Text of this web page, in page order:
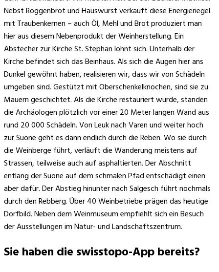
Nebst Roggenbrot und Hauswurst verkauft diese Energieriegel
mit Traubenkernen – auch Öl, Mehl und Brot produziert man
hier aus diesem Nebenprodukt der Weinherstellung. Ein
Abstecher zur Kirche St. Stephan lohnt sich. Unterhalb der
Kirche befindet sich das Beinhaus. Als sich die Augen hier ans
Dunkel gewöhnt haben, realisieren wir, dass wir von Schädeln
umgeben sind. Gestützt mit Oberschenkelknochen, sind sie zu
Mauern geschichtet. Als die Kirche restauriert wurde, standen
die Archäologen plötzlich vor einer 20 Meter langen Wand aus
rund 20 000 Schädeln. Von Leuk nach Varen und weiter hoch
zur Suone geht es dann endlich durch die Reben. Wo sie durch
die Weinberge führt, verläuft die Wanderung meistens auf
Strassen, teilweise auch auf asphaltierten. Der Abschnitt
entlang der Suone auf dem schmalen Pfad entschädigt einen
aber dafür. Der Abstieg hinunter nach Salgesch führt nochmals
durch den Rebberg. Über 40 Weinbetriebe prägen das heutige
Dorfbild. Neben dem Weinmuseum empfiehlt sich ein Besuch
der Ausstellungen im Natur- und Landschaftszentrum.
Sie haben die swisstopo-App bereits?